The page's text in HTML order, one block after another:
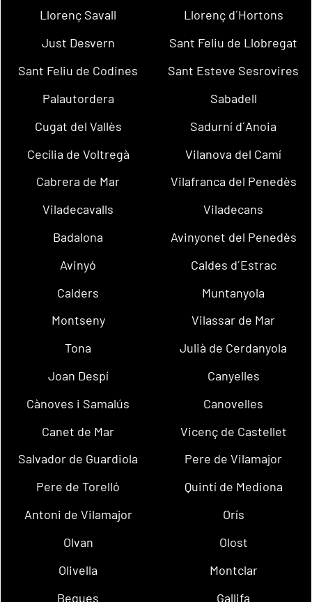
Llorenç Savall
Llorenç d´Hortons
Just Desvern
Sant Feliu de Llobregat
Sant Feliu de Codines
Sant Esteve Sesrovires
Palautordera
Sabadell
Cugat del Vallès
Sadurní d´Anoia
Cecília de Voltregà
Vilanova del Camí
Cabrera de Mar
Vilafranca del Penedès
Viladecavalls
Viladecans
Badalona
Avinyonet del Penedès
Avinyó
Caldes d´Estrac
Calders
Muntanyola
Montseny
Vilassar de Mar
Tona
Julià de Cerdanyola
Joan Despí
Canyelles
Cànoves i Samalús
Canovelles
Canet de Mar
Vicenç de Castellet
Salvador de Guardiola
Pere de Vilamajor
Pere de Torelló
Quintí de Mediona
Antoni de Vilamajor
Orís
Olvan
Olost
Olivella
Montclar
Begues
Gallifa